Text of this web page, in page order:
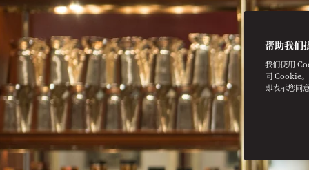
帮助我们
我们使用
同 Cookie
即表示您同